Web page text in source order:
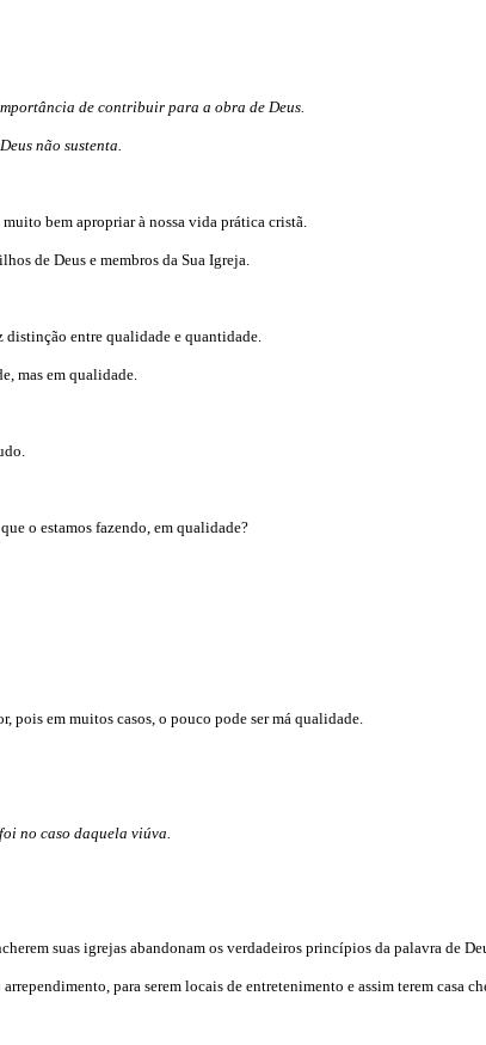
de contribuir para a obra de Deus.
não sustenta.
bem apropriar à nossa vida prática cristã.
de Deus e membros da Sua Igreja.
distinção entre qualidade e quantidade.
mas em qualidade.
o estamos fazendo, em qualidade?
pois em muitos casos, o pouco pode ser má qualidade.
no caso daquela viúva.
suas igrejas abandonam os verdadeiros princípios da palavra de
para serem locais de entretenimento e assim terem casa